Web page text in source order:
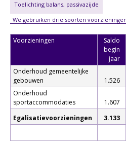
Toelichting balans, passivazijde
We gebruiken drie soorten voorzieningen
Voorzieningen
Saldo
begin
jaar
Onderhoud gemeentelijke
gebouwen
1.526
Onderhoud
sportaccommodaties
1.607
Egalisatievoorzieningen
3.133